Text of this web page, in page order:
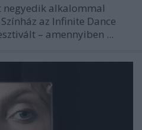
negyedik alkalommal
az Infinite Dance
– amennyiben ...